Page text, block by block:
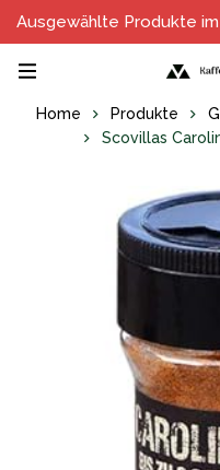
Ausgewählte Produkte
Home Produkte
Scovillas